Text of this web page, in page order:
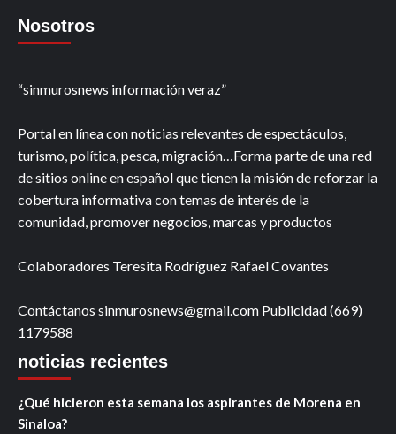
Nosotros
“sinmurosnews información veraz”
Portal en línea con noticias relevantes de espectáculos,
turismo, política, pesca, migración…Forma parte de una red
de sitios online en español que tienen la misión de reforzar la
cobertura informativa con temas de interés de la
comunidad, promover negocios, marcas y productos
Colaboradores Teresita Rodríguez Rafael Covantes
Contáctanos sinmurosnews@gmail.com Publicidad (669)
1179588
noticias recientes
¿Qué hicieron esta semana los aspirantes de Morena en
Sinaloa?